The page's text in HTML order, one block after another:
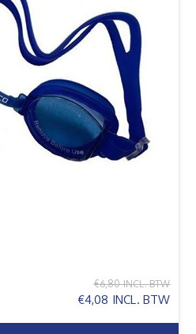
€4,08 INCL. BTW
€6,80 INCL. BTW